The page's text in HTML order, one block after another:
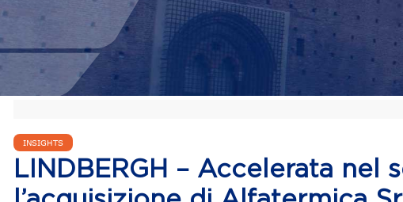
INSIGHTS
LINDBERGH – Accelerata nel